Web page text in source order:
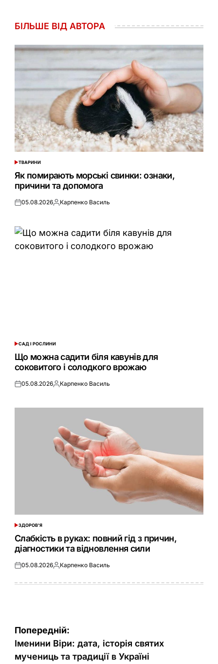
БІЛЬШЕ ВІД АВТОРА
ОПУБЛІКУВАТИ
ТВАРИНИ
Як помирають морські свинки: ознаки,
причини та допомога
Оприлюднено
05.08.2026Опубліковано
Карпенко Василь
ОПУБЛІКУВАТИ
У
САД І РОСЛИНИ
Що можна садити біля кавунів для
соковитого і солодкого врожаю
Оприлюднено
05.08.2026Опубліковано
Карпенко Василь
ОПУБЛІКУВАТИ
ЗДОРОВ'Я
Слабкість в руках: повний гід з причин,
діагностики та відновлення сили
Оприлюднено
05.08.2026Опубліковано
Карпенко Василь
Навігація
записів
Попередній:
Іменини Віри: дата, історія святих
мучениць та традиції в Україні